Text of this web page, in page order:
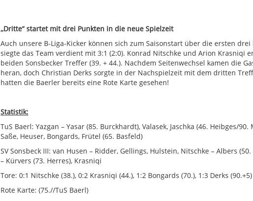
,,Dritte“ startet mit drei Punkten in die neue Spielzeit
Auch unsere B-Liga-Kicker können sich zum Saisonstart über die ersten drei
siegte das Team verdient mit 3:1 (2:0). Konrad Nitschke und Arion Krasniqi
beiden Sonsbecker Treffer (39. + 44.). Nachdem Seitenwechsel kamen die
heran, doch Christian Derks sorgte in der Nachspielzeit mit dem dritten
hatten die Baerler bereits eine Rote Karte gesehen!
Statistik:
TuS Baerl: Yazgan – Yasar (85. Burckhardt), Valasek, Jaschka (46. Heibges/90.
Saße, Heuser, Bongards, Frütel (65. Basfeld)
SV Sonsbeck III: van Husen – Ridder, Gellings, Hulstein, Nitschke – Albers
– Kürvers (73. Herres), Krasniqi
Tore: 0:1 Nitschke (38.), 0:2 Krasniqi (44.), 1:2 Bongards (70.), 1:3 Derks (90.+5)
Rote Karte: (75.//TuS Baerl)